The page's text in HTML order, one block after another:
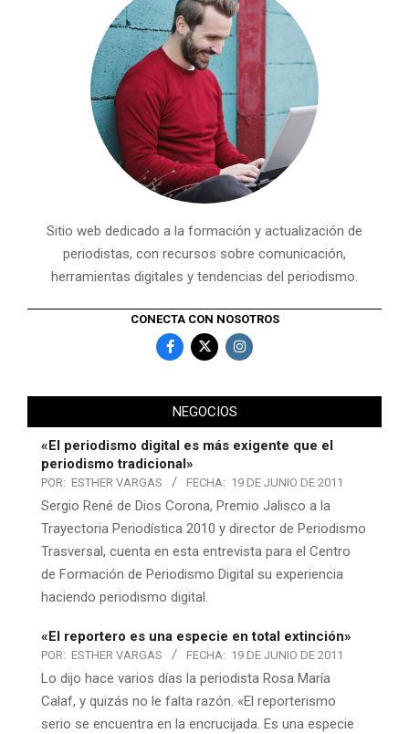
Sitio web dedicado a la formación y actualización de
periodistas, con recursos sobre comunicación,
herramientas digitales y tendencias del periodismo.
CONECTA CON NOSOTROS
NEGOCIOS
«El periodismo digital es más exigente que el
periodismo tradicional»
POR: ESTHER VARGAS FECHA: 19 DE JUNIO DE 2011
Sergio René de Dios Corona, Premio Jalisco a la
Trayectoria Periodística 2010 y director de Periodismo
Trasversal, cuenta en esta entrevista para el Centro
de Formación de Periodismo Digital su experiencia
haciendo periodismo digital.
«El reportero es una especie en total extinción»
POR: ESTHER VARGAS FECHA: 19 DE JUNIO DE 2011
Lo dijo hace varios días la periodista Rosa María
Calaf, y quizás no le falta razón. «El reporterismo
serio se encuentra en la encrucijada. Es una especie